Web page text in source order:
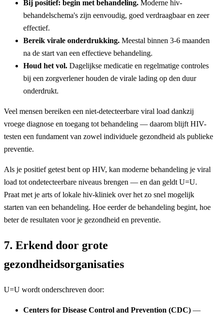
Bij positief: begin met behandeling. Moderne hiv-
behandelschema's zijn eenvoudig, goed verdraagbaar en zeer
effectief.
Bereik virale onderdrukking. Meestal binnen 3-6 maanden
na de start van een effectieve behandeling.
Houd het vol. Dagelijkse medicatie en regelmatige controles
bij een zorgverlener houden de virale lading op den duur
onderdrukt.
Veel mensen bereiken een niet-detecteerbare viral load dankzij
vroege diagnose en toegang tot behandeling — daarom blijft HIV-
testen een fundament van zowel individuele gezondheid als publieke
preventie.
Als je positief getest bent op HIV, kan moderne behandeling je viral
load tot ondetecteerbare niveaus brengen — en dan geldt U=U.
Praat met je arts of lokale hiv-kliniek over het zo snel mogelijk
starten van een behandeling. Hoe eerder de behandeling begint, hoe
beter de resultaten voor je gezondheid en preventie.
7. Erkend door grote
gezondheidsorganisaties
U=U wordt onderschreven door:
Centers for Disease Control and Prevention (CDC) —